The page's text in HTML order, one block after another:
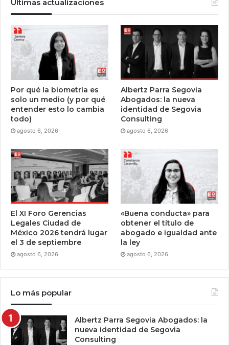
Últimas actualizaciones
Por qué la biometría es
solo un medio (y por qué
entender esto lo cambia
todo)
agosto 6, 2026
Albertz Parra Segovia
Abogados: la nueva
identidad de Segovia
Consulting
agosto 6, 2026
El XI Foro Gerencias
Legales Ciudad de
México 2026 tendrá lugar
el 3 de septiembre
agosto 6, 2026
«Buena conducta» para
obtener el título de
abogado e igualdad ante
la ley
agosto 6, 2026
Lo más popular
Albertz Parra Segovia Abogados: la
nueva identidad de Segovia
Consulting